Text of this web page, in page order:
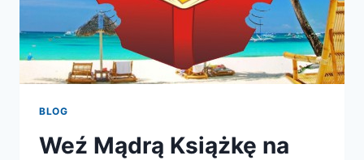
BLOG
Weź Mądrą Książkę na